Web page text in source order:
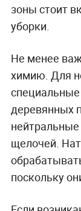
зоны стоит
уборки.
Не менее
химию. Для
специальные
деревянных
щелочей.
поскольку